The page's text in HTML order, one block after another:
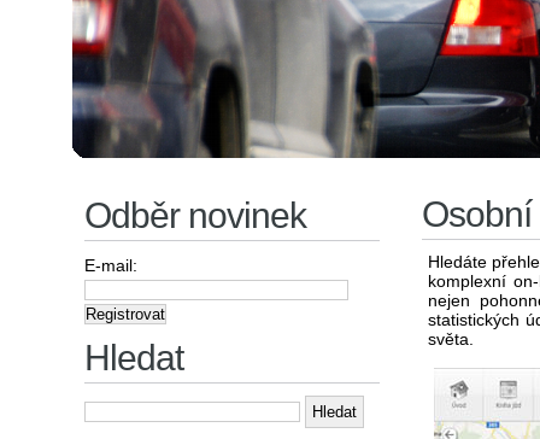
Odběr novinek
E-mail:
Hledat
Vyhledávání
Hledáte
komplexní
nejen
statistických
světa.